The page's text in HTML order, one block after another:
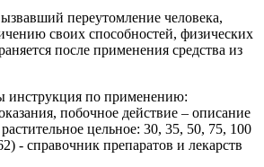
переутомление человека,
своих способностей, физических
после применения средства из